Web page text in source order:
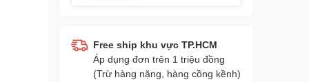
Free ship khu vực TP.HCM
Áp dụng đơn trên 1 triệu đồng
(Trừ hàng nặng, hàng cồng kềnh)